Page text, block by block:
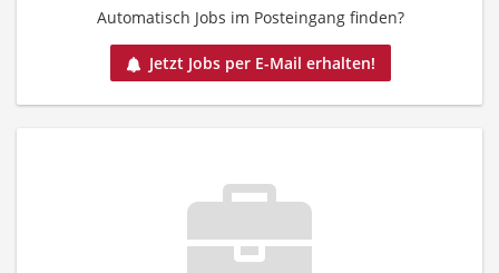
Automatisch Jobs im Posteingang finden?
Jetzt Jobs per E-Mail erhalten!